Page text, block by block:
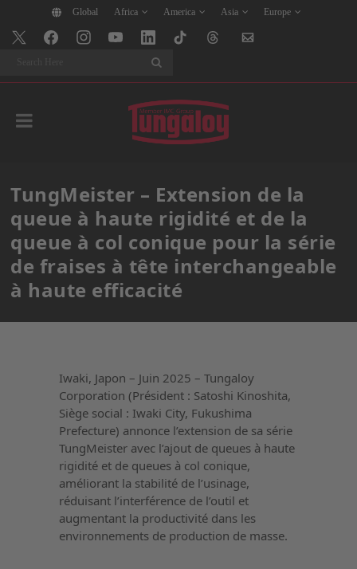
Global Africa America Asia Europe
TungMeister – Extension de la
queue à haute rigidité et de la
queue à col conique pour la série
de fraises à tête interchangeable
à haute efficacité
Iwaki, Japon – Juin 2025 – Tungaloy
Corporation (Président : Satoshi Kinoshita,
Siège social : Iwaki City, Fukushima
Prefecture) annonce l’extension de sa série
TungMeister avec l’ajout de queues à haute
rigidité et de queues à col conique,
améliorant la stabilité de l’usinage,
réduisant l’interférence de l’outil et
augmentant la productivité dans les
environnements de production de masse.